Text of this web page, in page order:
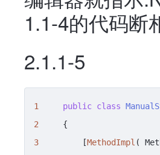
1.1-4的代码断
2.1.1-5
1 public class
2
3 [MethodImpl